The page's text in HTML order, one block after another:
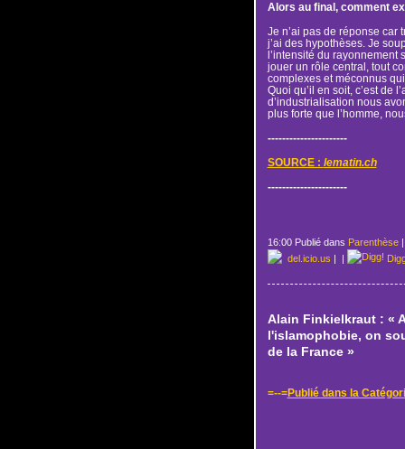
Alors au final, comment
Je n’ai pas de réponse car
j’ai des hypothèses. Je
l’intensité du rayonnement
jouer un rôle central, tout
complexes et méconnus
Quoi qu’il en soit, c’est de
d’industrialisation nous
plus forte que l’homme,
----------------------
SOURCE : lematin.ch
----------------------
16:00 Publié dans Parenthèse
del.icio.us | |
Alain Finkielkraut : «
l'islamophobie, on
de la France »
=--=Publié dans la